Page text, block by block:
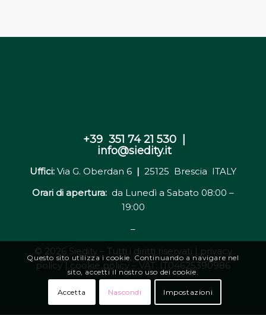
+39 351 74 21 530 |
info@siedity.it
Uffici: Via G. Oberdan 6 | 25125 Brescia ITALY
Orari di apertura: da Lunedì a Sabato 08:00 –
19:00
–
© 2026 Siedity – Tutti i diritti riservati | privacy
policy | cookie policy – VAT: IT04625390986
Questo sito utilizza i cookie. Continuando a navigare nel
sito, accetti il nostro uso dei cookie.
Accetta Nascondi Impostazioni